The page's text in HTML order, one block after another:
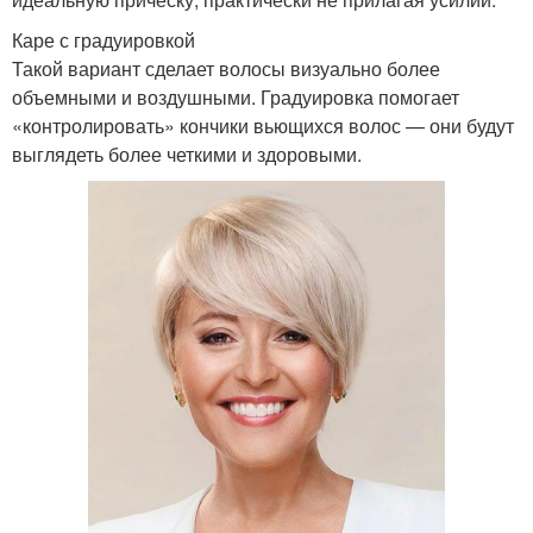
Каре с градуировкой
Такой вариант сделает волосы визуально более
объемными и воздушными. Градуировка помогает
«контролировать» кончики вьющихся волос — они будут
выглядеть более четкими и здоровыми.